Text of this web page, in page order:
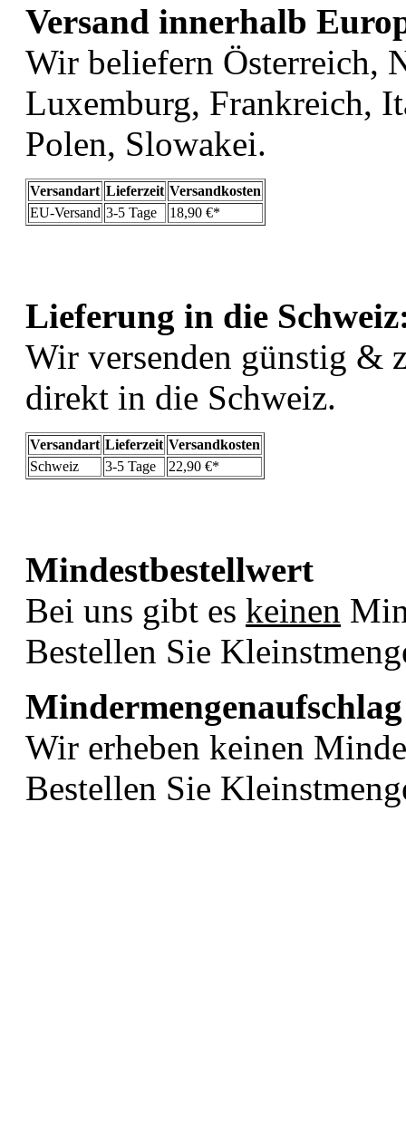
Versand innerhalb
Wir beliefern Österreich,
Luxemburg, Frankreich,
Polen, Slowakei.
Versandart Lieferzeit Versandkosten
EU-Versand 3-5 Tage 18,90 €*
Lieferung in die
Wir versenden günstig &
direkt in die Schweiz.
Versandart Lieferzeit Versandkosten
Schweiz
3-5 Tage 22,90 €*
Mindestbestellwert
Bei uns gibt es keinen
Bestellen Sie
Mindermengenaufschlag
Wir erheben keinen
Bestellen Sie